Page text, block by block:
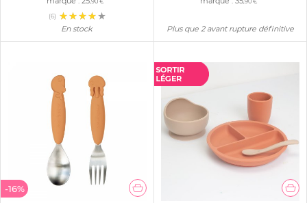
,90 €
(6)
En stock
,90 €
Plus que 2 avant rupture définitive
-16%